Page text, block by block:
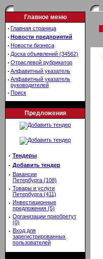
Главное меню
· Главная страница
· Новости предприятий
· Новости бизнеса
· Доска объявлений (34562)
· Отраслевой рубрикатор
· Алфавитный указатель
· Алфавитный указатель
руководителей
· Поиск
Предложения
· Тендеры
· Добавить тендер
· Вакансии
Петербурга (108)
· Товары и услуги
Петербурга (411)
· Инвестиционные
предложения (5)
· Организации приобретут
(0)
· Вход для
зарегистрированных
пользователей